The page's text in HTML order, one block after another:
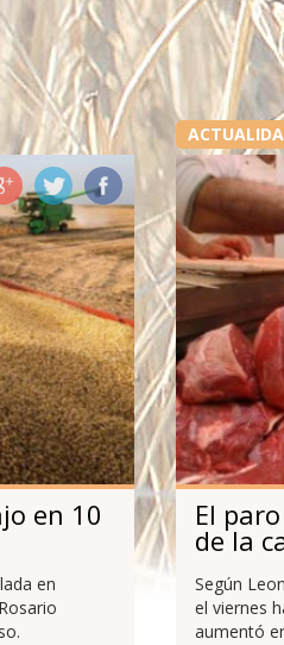
en 10
en
El
de la
Según
el viernes
aumentó